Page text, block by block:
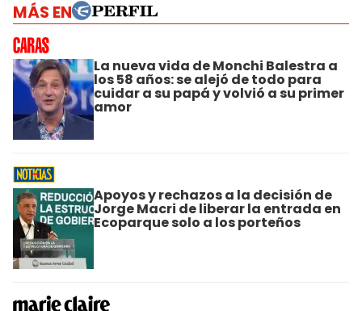
MÁS EN
La nueva vida de Monchi Balestra a
los 58 años: se alejó de todo para
cuidar a su papá y volvió a su primer
amor
Apoyos y rechazos a la decisión de
Jorge Macri de liberar la entrada en
Ecoparque solo a los porteños